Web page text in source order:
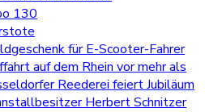
130
für E-Scooter-Fahrer
auf dem Rhein vor mehr als
Reederei feiert Jubiläum
Herbert Schnitzer